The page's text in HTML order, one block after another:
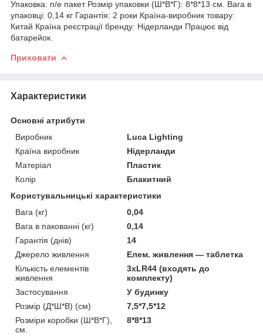
Упаковка: п/е пакет Розмір упаковки (Ш*В*Г): 8*8*13 см. Вага в
упаковці: 0,14 кг Гарантія: 2 роки Країна-виробник товару:
Китай Країна реєстрації бренду: Нідерланди Працює від
батарейок.
Приховати
Характеристики
Основні атрибути
Виробник
Luca Lighting
Країна виробник
Нідерланди
Матеріал
Пластик
Колір
Блакитний
Користувальницькі характеристики
Вага (кг)
0,04
Вага в пакованні (кг)
0,14
Гарантія (днів)
14
Джерело живлення
Елем. живлення — таблетка
Кількість елементів
живлення
3xLR44 (входять до
комплекту)
Застосування
У будинку
Розмір (Д*Ш*В) (см)
7,5*7,5*12
Розміри коробки (Ш*В*Г),
см.
8*8*13